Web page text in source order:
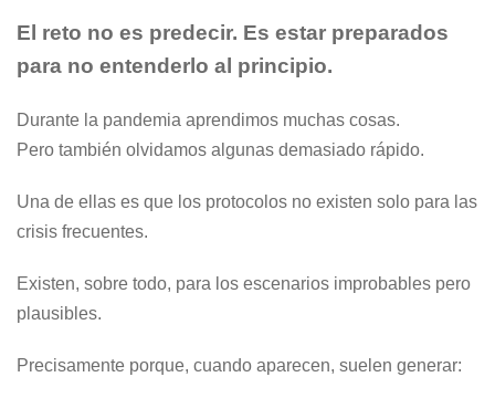
El reto no es predecir. Es estar preparados
para no entenderlo al principio.
Durante la pandemia aprendimos muchas cosas.
Pero también olvidamos algunas demasiado rápido.
Una de ellas es que los protocolos no existen solo para las
crisis frecuentes.
Existen, sobre todo, para los escenarios improbables pero
plausibles.
Precisamente porque, cuando aparecen, suelen generar: